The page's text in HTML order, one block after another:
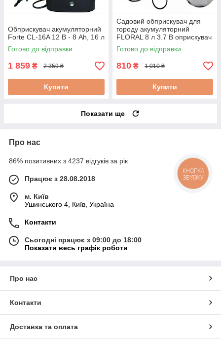
Обприскувач акумуляторний
Forte CL-16A 12 В - 8 Ah, 16 л
Готово до відправки
1 859 ₴ 2 359 ₴
Купити
Садовий обприскувач для
городу акумуляторний
FLORAL 8 л 3.7 В оприскувач
для рослин акумуляторний
електричний
Готово до відправки
810 ₴ 1 010 ₴
Купити
Показати ще
Про нас
86% позитивних з 4237 відгуків за рік
Працює з 28.08.2018
м. Київ
Ушинського 4, Київ, Україна
Контакти
Сьогодні працює з 09:00 до 18:00
Показати весь графік роботи
Про нас
Контакти
Доставка та оплата
КНОПКА
ЗВ'ЯЗКУ